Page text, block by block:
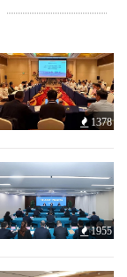
1378
1955